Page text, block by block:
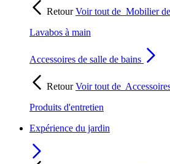
RetourVoir tout de Mobilier
Lavabos à main
Accessoires de salle de bains
RetourVoir tout de
Produits d'entretien
Expérience du jardin